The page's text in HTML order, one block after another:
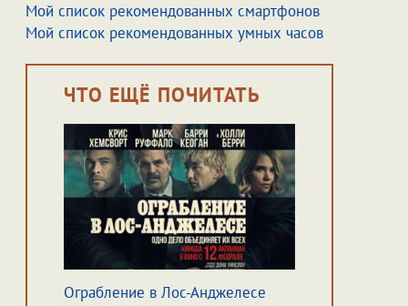
Мой список рекомендованных смартфонов
Мой список рекомендованных умных часов
ЧТО ЕЩЁ ПОЧИТАТЬ
Ограбление в Лос-Анджелесе